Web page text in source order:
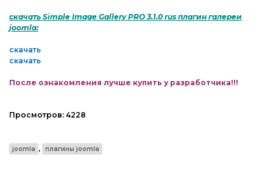
скачать Simple Image Gallery PRO 3.1.0 rus плагин галереи
joomla:
скачать
скачать
После ознакомления лучше купить у разработчика!!!
Просмотров: 4228
joomla , плагины joomla